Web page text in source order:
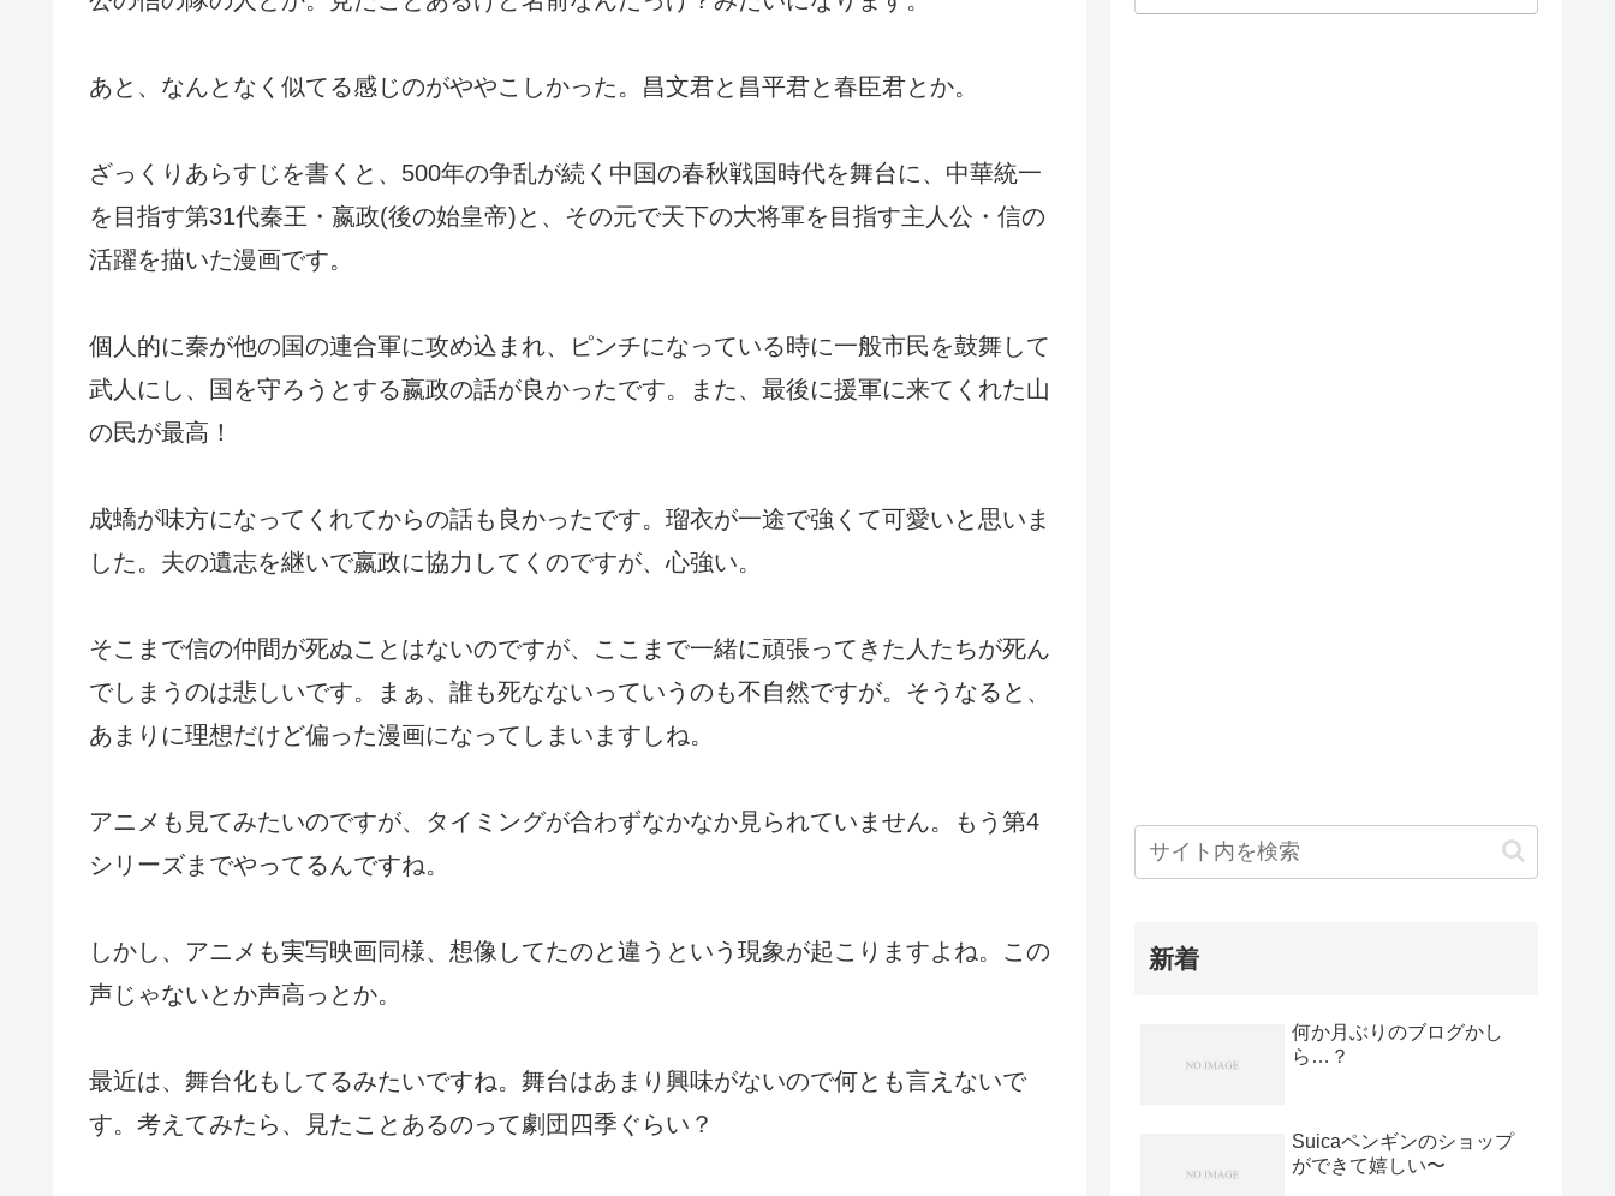
あと、なんとなく似てる感じのがややこしかった。昌文君と昌平君と春臣君とか。
ざっくりあらすじを書くと、500年の争乱が続く中国の春秋戦国時代を舞台に、中華統一
を目指す第31代秦王・嬴政(後の始皇帝)と、その元で天下の大将軍を目指す主人公・信の
活躍を描いた漫画です。
個人的に秦が他の国の連合軍に攻め込まれ、ピンチになっている時に一般市民を鼓舞して
武人にし、国を守ろうとする嬴政の話が良かったです。また、最後に援軍に来てくれた山
の民が最高！
成蟜が味方になってくれてからの話も良かったです。瑠衣が一途で強くて可愛いと思いま
した。夫の遺志を継いで嬴政に協力してくのですが、心強い。
そこまで信の仲間が死ぬことはないのですが、ここまで一緒に頑張ってきた人たちが死ん
でしまうのは悲しいです。まぁ、誰も死なないっていうのも不自然ですが。そうなると、
あまりに理想だけど偏った漫画になってしまいますしね。
アニメも見てみたいのですが、タイミングが合わずなかなか見られていません。もう第4
シリーズまでやってるんですね。
しかし、アニメも実写映画同様、想像してたのと違うという現象が起こりますよね。この
声じゃないとか声高っとか。
最近は、舞台化もしてるみたいですね。舞台はあまり興味がないので何とも言えないで
す。考えてみたら、見たことあるのって劇団四季ぐらい？
新着
何か月ぶりのブログかし
ら…？
Suicaペンギンのショップ
ができて嬉しい〜